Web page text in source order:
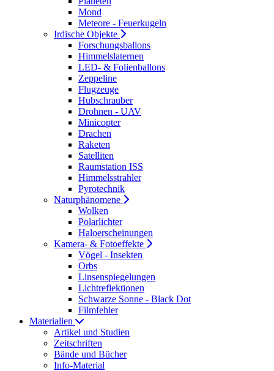
Mond
Meteore - Feuerkugeln
Irdische Objekte
Forschungsballons
Himmelslaternen
LED- & Folienballons
Zeppeline
Flugzeuge
Hubschrauber
Drohnen - UAV
Minicopter
Drachen
Raketen
Satelliten
Raumstation ISS
Himmelsstrahler
Pyrotechnik
Naturphänomene
Wolken
Polarlichter
Haloerscheinungen
Kamera- & Fotoeffekte
Vögel - Insekten
Orbs
Linsenspiegelungen
Lichtreflektionen
Schwarze Sonne - Black Dot
Filmfehler
Materialien
Artikel und Studien
Zeitschriften
Bände und Bücher
Info-Material